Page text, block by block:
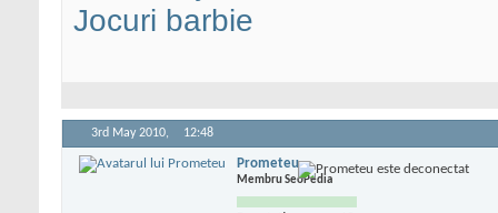
Jocuri barbie
3rd May 2010, 12:48
Prometeu
Membru SeoPedia